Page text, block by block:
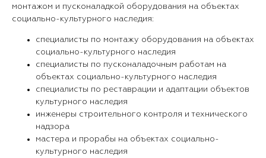
монтажом и пусконаладкой оборудования на объектах
социально-культурного наследия:
специалисты по монтажу оборудования на объектах
социально-культурного наследия
специалисты по пусконаладочным работам на
объектах социально-культурного наследия
специалисты по реставрации и адаптации объектов
культурного наследия
инженеры строительного контроля и технического
надзора
мастера и прорабы на объектах социально-
культурного наследия